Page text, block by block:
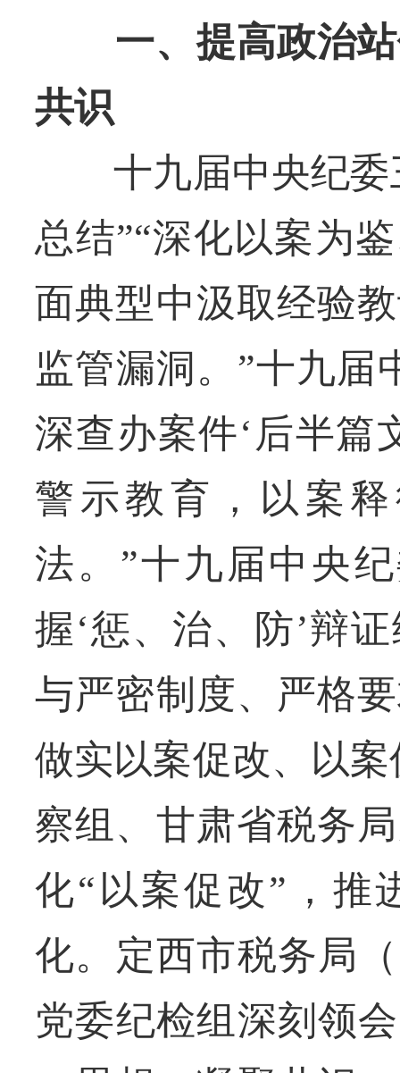
一、提高政治站
共识
十九届中央纪委
总结”“深化以案为
面典型中汲取经验
监管漏洞。”十九届
深查办案件‘后半篇
警示教育，以案
法。”十九届中央
握‘惩、治、防’辩
与严密制度、严格
做实以案促改、以
察组、甘肃省税务
化“以案促改”，推
化。定西市税务局
党委纪检组深刻领